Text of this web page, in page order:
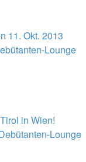
11. Okt. 2013
Lounge
in Wien!
Lounge